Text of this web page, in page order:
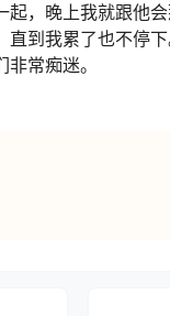
，晚上我就跟他
到我累了也不停
常痴迷。